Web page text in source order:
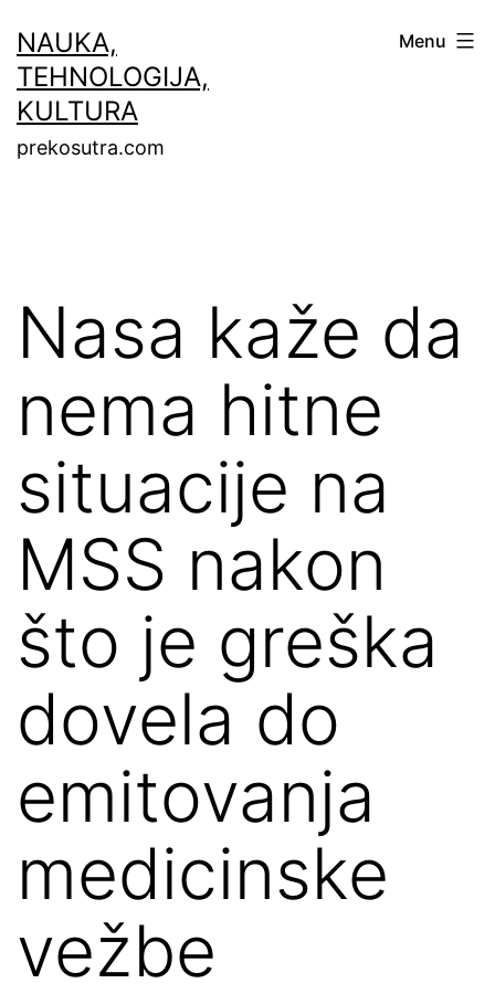
to
content
NAUKA,
TEHNOLOGIJA,
KULTURA
prekosutra.com
Menu
Nasa kaže da
nema hitne
situacije na
MSS nakon
što je greška
dovela do
emitovanja
medicinske
vežbe